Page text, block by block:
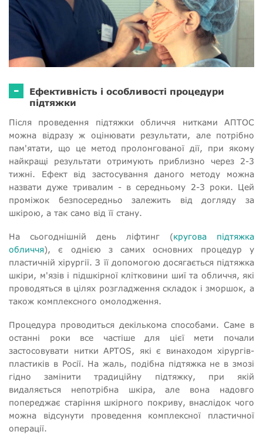
-
Ефективність і особливості процедури
підтяжки
Після проведення підтяжки обличчя нитками АПТОС
можна відразу ж оцінювати результати, але потрібно
пам'ятати, що це метод пролонгованої дії, при якому
найкращі результати отримують приблизно через 2-3
тижні. Ефект від застосування даного методу можна
назвати дуже тривалим - в середньому 2-3 роки. Цей
проміжок безпосередньо залежить від догляду за
шкірою, а так само від її стану.
На сьогоднішній день ліфтинг (кругова підтяжка
обличчя), є однією з самих основних процедур у
пластичній хірургії. З її допомогою досягається підтяжка
шкіри, м'язів і підшкірної клітковини шиї та обличчя, які
проводяться в цілях розгладження складок і зморшок, а
також комплексного омолодження.
Процедура проводиться декількома способами. Саме в
останні роки все частіше для цієї мети почали
застосовувати нитки APTOS, які є винаходом хірургів-
пластиків в Росії. На жаль, подібна підтяжка не в змозі
гідно замінити традиційну підтяжку, при якій
видаляється непотрібна шкіра, але вона надовго
попереджає старіння шкірного покриву, внаслідок чого
можна відсунути проведення комплексної пластичної
операції.